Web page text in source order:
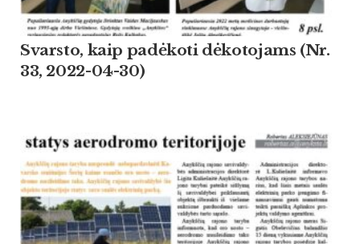
Svarsto, kaip padėkoti dėkotojams (Nr.
33, 2022-04-30)